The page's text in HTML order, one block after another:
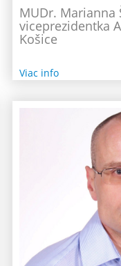
MUDr. Marianna
viceprezidentka
Košice
Viac info